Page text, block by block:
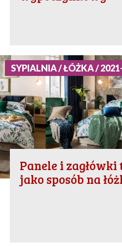
SYPIALNIA / ŁÓŻKA /
Panele i
jako sposób na